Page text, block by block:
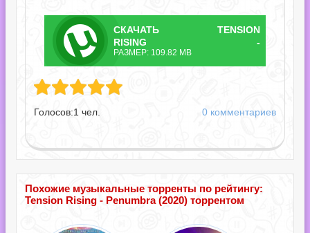
СКАЧАТЬ
ТОРРЕНТ
TENSION
RISING -
PENUMBRA.TORRENT
РАЗМЕР: 109.82 MB
- Penumbra.torrent
Голосов:1 чел. 0 комментариев
Похожие музыкальные торренты по рейтингу:
Tension Rising - Penumbra (2020) торрентом